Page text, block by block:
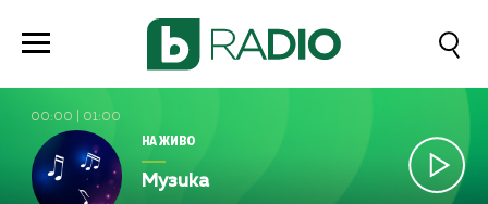
00:00 01:00
НА ЖИВО
Музика